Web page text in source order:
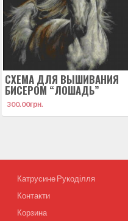
СХЕМА ДЛЯ ВЫШИВАНИЯ
БИСЕРОМ “ЛОШАДЬ”
300.00грн.
Катрусине Рукоділля
Контакти
Корзина